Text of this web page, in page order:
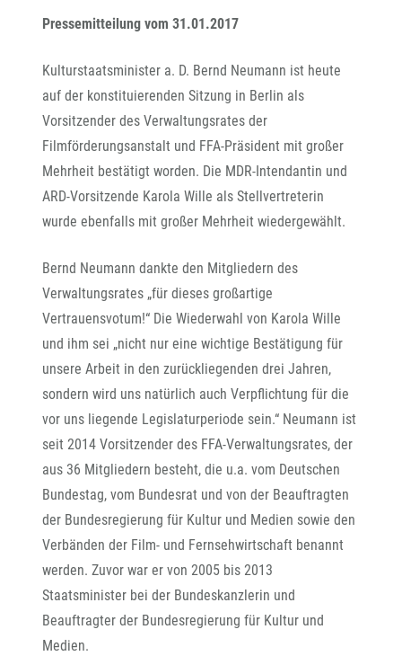
Pressemitteilung vom 31.01.2017
Kulturstaatsminister a. D. Bernd Neumann ist heute
auf der konstituierenden Sitzung in Berlin als
Vorsitzender des Verwaltungsrates der
Filmförderungsanstalt und FFA-Präsident mit großer
Mehrheit bestätigt worden. Die MDR-Intendantin und
ARD-Vorsitzende Karola Wille als Stellvertreterin
wurde ebenfalls mit großer Mehrheit wiedergewählt.
Bernd Neumann dankte den Mitgliedern des
Verwaltungsrates „für dieses großartige
Vertrauensvotum!“ Die Wiederwahl von Karola Wille
und ihm sei „nicht nur eine wichtige Bestätigung für
unsere Arbeit in den zurückliegenden drei Jahren,
sondern wird uns natürlich auch Verpflichtung für die
vor uns liegende Legislaturperiode sein.“ Neumann ist
seit 2014 Vorsitzender des FFA-Verwaltungsrates, der
aus 36 Mitgliedern besteht, die u.a. vom Deutschen
Bundestag, vom Bundesrat und von der Beauftragten
der Bundesregierung für Kultur und Medien sowie den
Verbänden der Film- und Fernsehwirtschaft benannt
werden. Zuvor war er von 2005 bis 2013
Staatsminister bei der Bundeskanzlerin und
Beauftragter der Bundesregierung für Kultur und
Medien.